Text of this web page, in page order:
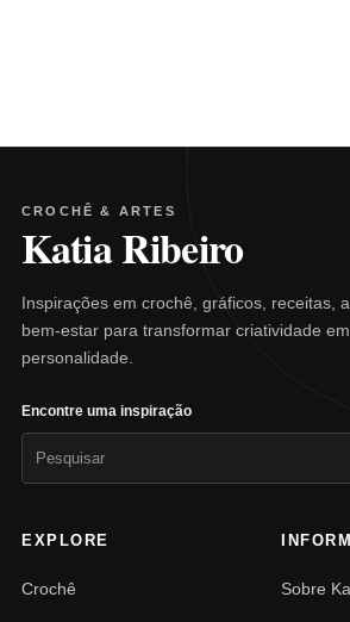
CROCHÊ & ARTES
Katia Ribeiro
Inspirações em crochê, gráficos, receitas,
bem-estar para transformar criatividade
personalidade.
Encontre uma inspiração
EXPLORE
Crochê Sobre